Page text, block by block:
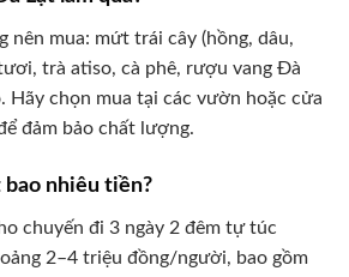
nên mua: mứt trái cây (hồng, dâu,
trà atiso, cà phê, rượu vang Đà
Hãy chọn mua tại các vườn hoặc cửa
đảm bảo chất lượng.
nhiêu tiền?
chuyến đi 3 ngày 2 đêm tự túc
2–4 triệu đồng/người, bao gồm